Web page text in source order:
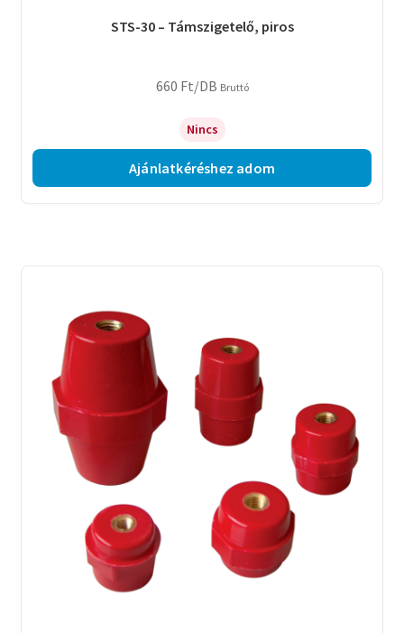
STS-30 – Támszigetelő, piros
660 Ft/DB Bruttó
Nincs
Ajánlatkéréshez adom